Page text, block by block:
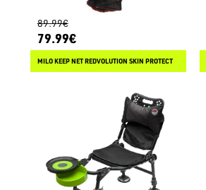
89.99€
79.99€
MILO KEEP NET REDVOLUTION SKIN PROTECT